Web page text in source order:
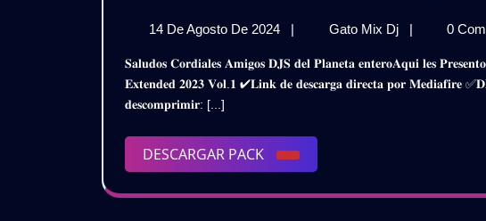
14 De Agosto De 2024
14
Agosto
De
| Gato Mix Dj
𝐌𝐄𝐆𝐀
𝐌𝐔𝐒𝐈𝐂𝐀
𝐑𝐄𝐓𝐑𝐎
| 0
𝐒𝐚𝐥𝐮𝐝𝐨𝐬 𝐂𝐨𝐫𝐝𝐢𝐚𝐥𝐞𝐬 𝐀𝐦𝐢𝐠𝐨𝐬 𝐃𝐉𝐒 𝐝𝐞𝐥 𝐏𝐥𝐚𝐧𝐞𝐭𝐚 𝐞𝐧𝐭𝐞𝐫𝐨𝐀𝐪𝐮𝐢 𝐥𝐞𝐬 𝐏𝐫𝐞𝐬𝐞𝐧𝐭𝐨 𝐞𝐬𝐭𝐞 𝐌𝐞𝐠𝐚 𝐏𝐚𝐜𝐤𝐌𝐮𝐬𝐢𝐜𝐚 𝐑𝐞𝐭𝐫𝐨 𝐃𝐢𝐬𝐜𝐨 –
𝐄𝐱𝐭𝐞𝐧𝐝𝐞𝐝 𝟐𝟎𝟐𝟑 𝐕𝐨𝐥.𝟏 ✔𝐋𝐢𝐧𝐤 𝐝𝐞 𝐝𝐞𝐬𝐜𝐚𝐫𝐠𝐚 𝐝𝐢𝐫𝐞𝐜𝐭𝐚 𝐩𝐨𝐫
𝐝𝐞𝐬𝐜𝐨𝐦𝐩𝐫𝐢𝐦𝐢𝐫: [...]
DESCARGAR PACK
DESCARGAR
PACK